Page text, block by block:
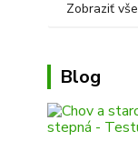
Zobraziť
Blog